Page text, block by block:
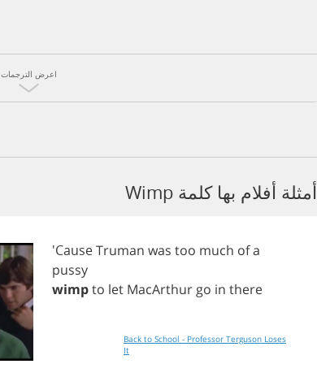
اعرض الترجمات
أمثلة أفلام بها كلمة Wimp
'CauseTruman was too much ofa
pussy
wimpto let MacArthur go in there
Back to School - Professor Terguson Loses
It